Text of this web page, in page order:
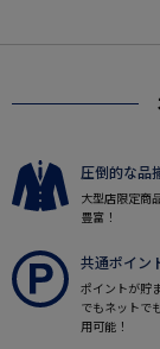
圧倒的な品
大型店限定商
豊富！
共通ポイン
ポイントが貯
でもネットで
用可能！